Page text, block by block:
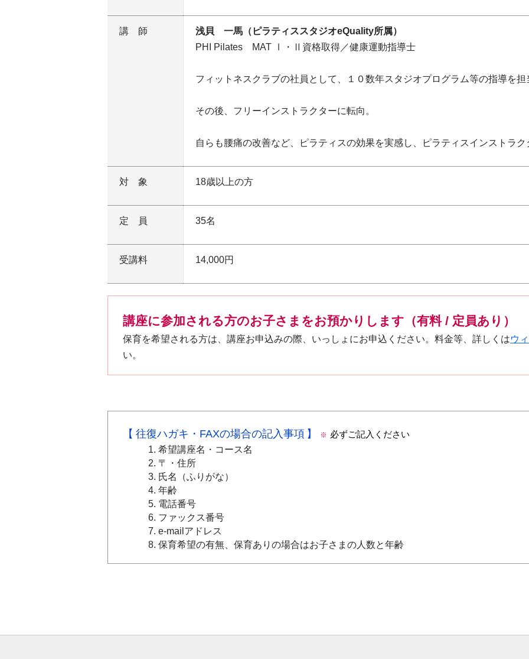
講師
浅貝 一馬（ピラティススタジオeQuality所属）
PHI Pilates MAT Ⅰ・Ⅱ資格取得／健康運動指導士
フィットネスクラブの社員として、１０数年スタジオプログラム等の指導を担
その後、フリーインストラクターに転向。
自らも腰痛の改善など、ピラティスの効果を実感し、ピラティスインストラ
対象 18歳以上の方
定員 35名
受講料 14,000円
講座に参加される方のお子さまをお預かりします（有料 / 定員あり）
保育を希望される方は、講座お申込みの際、いっしょにお申込ください。料金等、詳しくはウ
い。
往復ハガキ・FAXの場合の記入事項 ※ 必ずご記入ください
希望講座名・コース名
〒・住所
氏名（ふりがな）
年齢
電話番号
ファックス番号
e-mailアドレス
保育希望の有無、保育ありの場合はお子さまの人数と年齢